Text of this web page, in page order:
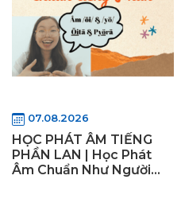
07.08.2026
HỌC PHÁT ÂM TIẾNG
PHẦN LAN | Học Phát
Âm Chuẩn Như Người